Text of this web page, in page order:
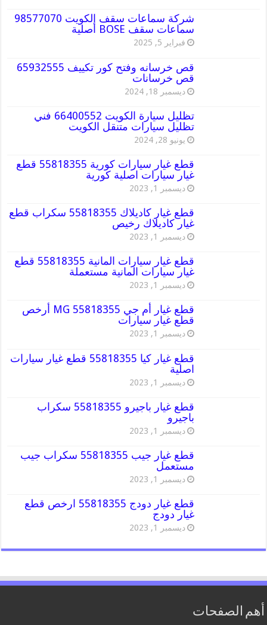
شركة سماعات سقف الكويت 98577070
سماعات سقف BOSE أصلية
فبراير 5, 2025
قص خرسانه وفتح كور تكييف 65932555
قص خرسانات
ديسمبر 18, 2024
تظليل سيارة الكويت 66400552 فني
تظليل سيارات متنقل الكويت
يونيو 28, 2024
قطع غيار سيارات كورية 55818355 قطع
غيار سيارات اصلية كورية
ديسمبر 1, 2023
قطع غيار كاديلاك 55818355 سكراب قطع
غيار كاديلاك رخيص
ديسمبر 1, 2023
قطع غيار سيارات المانية 55818355 قطع
غيار سيارات المانية مستعملة
ديسمبر 1, 2023
قطع غيار أم جي MG 55818355 أرخص
قطع غيار سيارات
ديسمبر 1, 2023
قطع غيار كيا 55818355 قطع غيار سيارات
اصلية
ديسمبر 1, 2023
قطع غيار باجيرو 55818355 سكراب
باجيرو
ديسمبر 1, 2023
قطع غيار جيب 55818355 سكراب جيب
مستعمل
ديسمبر 1, 2023
قطع غيار دودج 55818355 ارخص قطع
غيار دودج
ديسمبر 1, 2023
أهم الصفحات